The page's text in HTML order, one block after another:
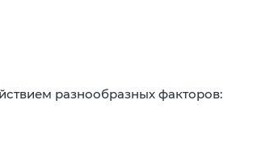
разнообразных факторов: